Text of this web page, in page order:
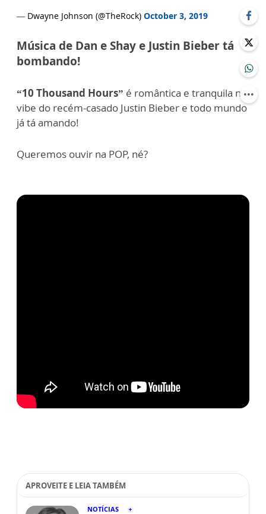
— Dwayne Johnson (@TheRock) October 3, 2019
Música de Dan e Shay e Justin Bieber tá
bombando!
“10 Thousand Hours” é romântica e tranquila na
vibe do recém-casado Justin Bieber e todo mundo
já tá amando!
Queremos ouvir na POP, né?
APROVEITE E LEIA TAMBÉM
NOTÍCIAS